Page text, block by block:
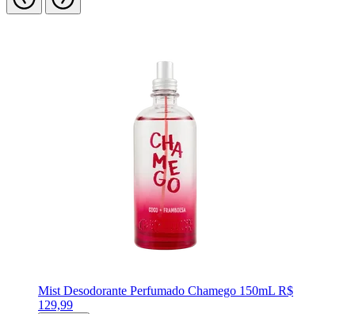
Mist Desodorante Perfumado Chamego 150mL R$
129,99